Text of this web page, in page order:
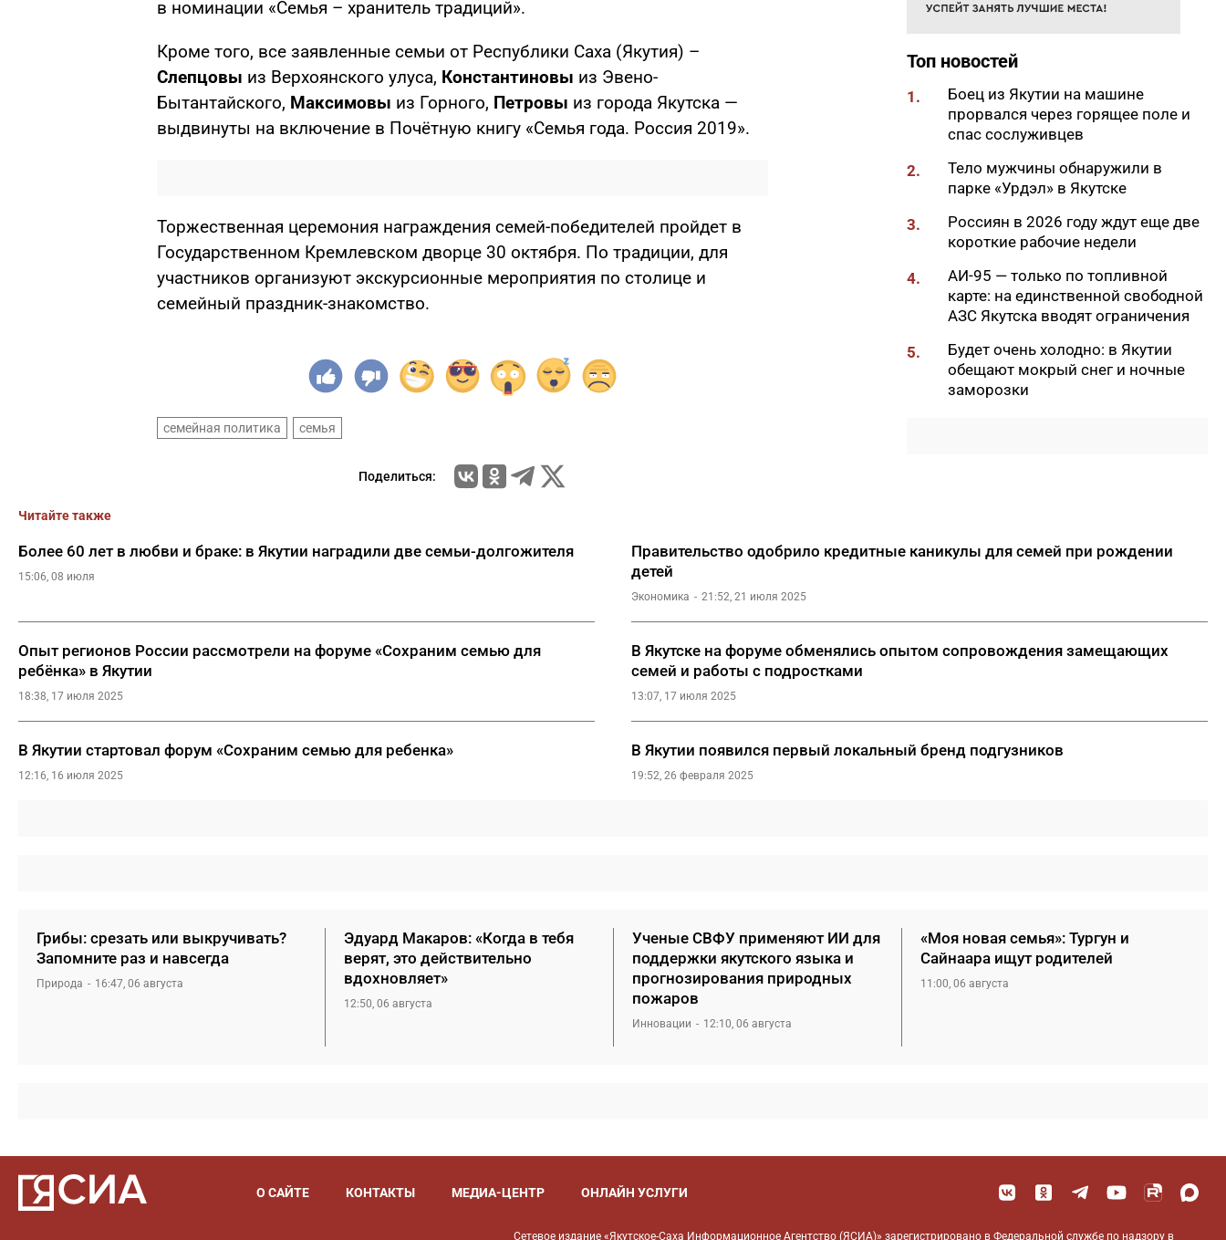
в номинации «Семья – хранитель традиций».
Кроме того, все заявленные семьи от Республики Саха (Якутия) –
Слепцовы из Верхоянского улуса, Константиновы из Эвено-
Бытантайского, Максимовы из Горного, Петровы из города Якутска —
выдвинуты на включение в Почётную книгу «Семья года. Россия 2019».
Торжественная церемония награждения семей-победителей пройдет в
Государственном Кремлевском дворце 30 октября. По традиции, для
участников организуют экскурсионные мероприятия по столице и
семейный праздник-знакомство.
семейная политика семья
Поделиться:
спецтехники в зоне СВО
18:22
В АЗС Южной Якутии ситуация
стабилизируется
игра от якутских
разработчиков
18:01
85-квартирный дом в
Октемцах сдадут в конце
августа
Минздрав Якутии: раннее
выявление гепатита С
позволяет предотвратить
осложнения
В Таттинском районе в село
ООО «Транснефть – Восток»
транспортный комплекс
Топ новостей
1.
Боец из Якутии на машине
прорвался через горящее поле и
спас сослуживцев
2.
Тело мужчины обнаружили в
парке «Урдэл» в Якутске
3.
Россиян в 2026 году ждут еще две
короткие рабочие недели
4.
АИ-95 — только по топливной
карте: на единственной свободной
АЗС Якутска вводят ограничения
5.
Будет очень холодно: в Якутии
обещают мокрый снег и ночные
заморозки
Читайте также
Более 60 лет в любви и браке: в Якутии наградили две семьи-долгожителя
15:06, 08 июля
Правительство одобрило кредитные каникулы для семей при рождении
детей
Экономика 21:52, 21 июля 2025
Опыт регионов России рассмотрели на форуме «Сохраним семью для
ребёнка» в Якутии
18:38, 17 июля 2025
В Якутске на форуме обменялись опытом сопровождения замещающих
семей и работы с подростками
13:07, 17 июля 2025
В Якутии стартовал форум «Сохраним семью для ребенка»
12:16, 16 июля 2025
В Якутии появился первый локальный бренд подгузников
19:52, 26 февраля 2025
Грибы: срезать или выкручивать?
Запомните раз и навсегда
Природа 16:47, 06 августа
Эдуард Макаров: «Когда в тебя
верят, это действительно
вдохновляет»
12:50, 06 августа
Ученые СВФУ применяют ИИ для
поддержки якутского языка и
прогнозирования природных
пожаров
Инновации 12:10, 06 августа
«Моя новая семья»: Тургун и
Сайнаара ищут родителей
11:00, 06 августа
О САЙТЕ КОНТАКТЫ МЕДИА-ЦЕНТР ОНЛАЙН УСЛУГИ
Сетевое издание «Якутское-Саха Информационное Агентство (ЯСИА)» зарегистрировано в Федеральной службе по надзору в